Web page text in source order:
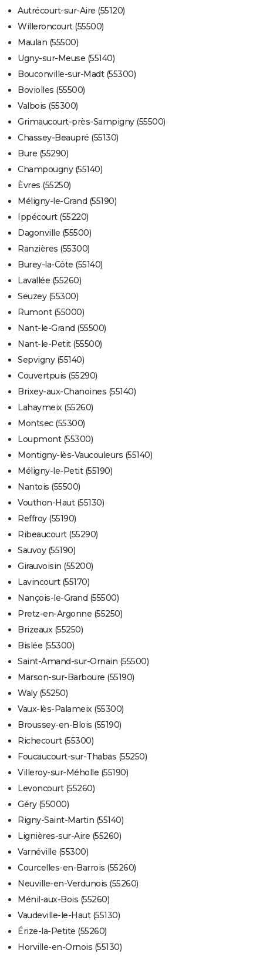
Autrécourt-sur-Aire (55120)
Willeroncourt (55500)
Maulan (55500)
Ugny-sur-Meuse (55140)
Bouconville-sur-Madt (55300)
Boviolles (55500)
Valbois (55300)
Grimaucourt-près-Sampigny (55500)
Chassey-Beaupré (55130)
Bure (55290)
Champougny (55140)
Èvres (55250)
Méligny-le-Grand (55190)
Ippécourt (55220)
Dagonville (55500)
Ranzières (55300)
Burey-la-Côte (55140)
Lavallée (55260)
Seuzey (55300)
Rumont (55000)
Nant-le-Grand (55500)
Nant-le-Petit (55500)
Sepvigny (55140)
Couvertpuis (55290)
Brixey-aux-Chanoines (55140)
Lahaymeix (55260)
Montsec (55300)
Loupmont (55300)
Montigny-lès-Vaucouleurs (55140)
Méligny-le-Petit (55190)
Nantois (55500)
Vouthon-Haut (55130)
Reffroy (55190)
Ribeaucourt (55290)
Sauvoy (55190)
Girauvoisin (55200)
Lavincourt (55170)
Nançois-le-Grand (55500)
Pretz-en-Argonne (55250)
Brizeaux (55250)
Bislée (55300)
Saint-Amand-sur-Ornain (55500)
Marson-sur-Barboure (55190)
Waly (55250)
Vaux-lès-Palameix (55300)
Broussey-en-Blois (55190)
Richecourt (55300)
Foucaucourt-sur-Thabas (55250)
Villeroy-sur-Méholle (55190)
Levoncourt (55260)
Géry (55000)
Rigny-Saint-Martin (55140)
Lignières-sur-Aire (55260)
Varnéville (55300)
Courcelles-en-Barrois (55260)
Neuville-en-Verdunois (55260)
Ménil-aux-Bois (55260)
Vaudeville-le-Haut (55130)
Érize-la-Petite (55260)
Horville-en-Ornois (55130)